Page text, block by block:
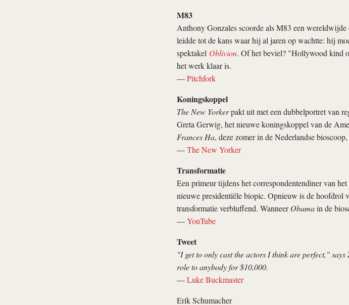
M83
Anthony Gonzales scoorde als M83 een
leidde tot de kans waar hij al jaren op wachtte: hij
spektakel Oblivion. Of het beviel? "Hollywood kind
het werk klaar is.
—Pitchfork
Koningskoppel
The New Yorkerpakt uit met een dubbelportret van
Greta Gerwig, het nieuwe koningskoppel van de
Frances Ha, deze zomer in de Nederlandse
—The New Yorker
Transformatie
Een primeur tijdens het correspondentendiner van
nieuwe presidentiële biopic. Opnieuw is de hoofdrol
transformatie verbluffend. WanneerObamain de
—YouTube
Tweet
"I get to only cast the actors I think are perfect,"
role to anybody for $10,000.
—Luke Buckmaster
Erik Schumacher